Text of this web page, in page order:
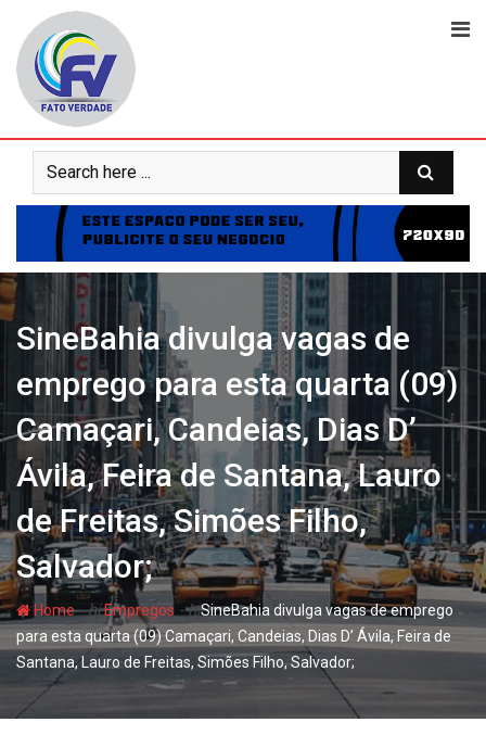
content
SineBahia divulga vagas de
emprego para esta quarta (09)
Camaçari, Candeias, Dias D’
Ávila, Feira de Santana, Lauro
de Freitas, Simões Filho,
Salvador;
Home- hjEmpregos - hjSineBahia divulga vagas de emprego
para esta quarta (09) Camaçari, Candeias, Dias D’ Ávila, Feira de
Santana, Lauro de Freitas, Simões Filho, Salvador;